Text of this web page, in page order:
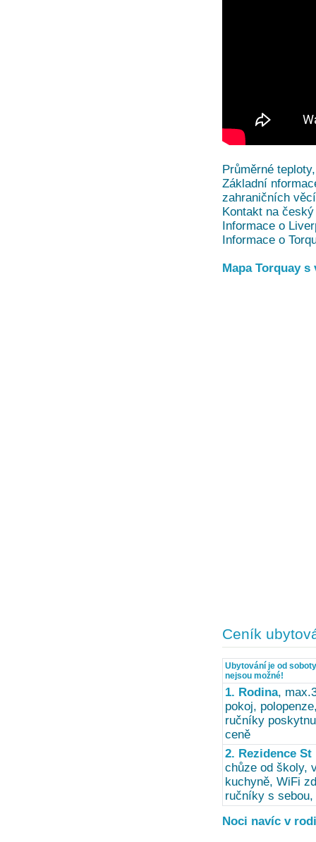
Průměrné
Základní
zahraničních
Kontakt na
Informace o
Informace o
Mapa Torquay
Ceník
Ubytování je od
nejsou možné!
1. Rodina,
pokoj,
ručníky
ceně
2. Rezidence St
chůze od školy,
kuchyně, WiFi
ručníky s
Noci navíc v